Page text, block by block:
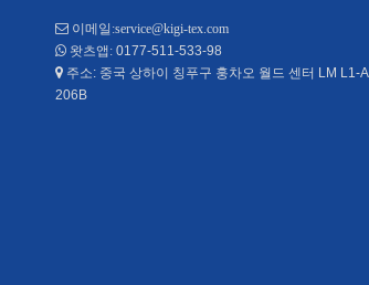
 이메일:service@kigi-tex.com
 왓츠앱: 0177-511-533-98
 주소: 중국 상하이 칭푸구 훙차오 월드 센터 LM L1-A
206B